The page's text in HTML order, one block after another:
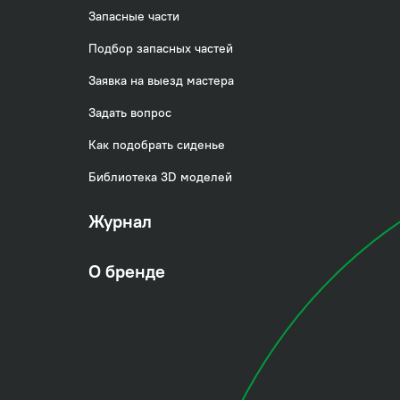
белоснежные
комфортно
дивертор
на лейку
Запасные части
Подбор запасных частей
Заявка на выезд мастера
Задать вопрос
Как подобрать сиденье
Библиотека 3D моделей
Журнал
О бренде